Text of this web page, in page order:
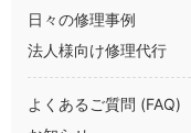
日々の修理事例
法人様向け修理代行
よくあるご質問 (FAQ)